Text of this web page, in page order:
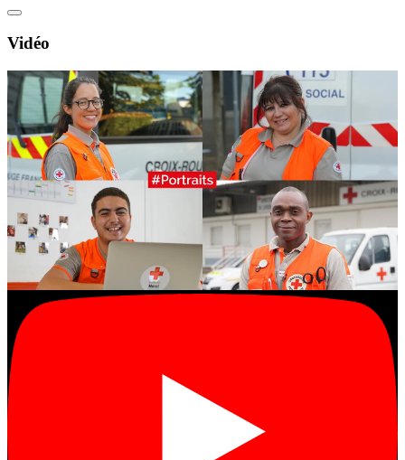
Vidéo